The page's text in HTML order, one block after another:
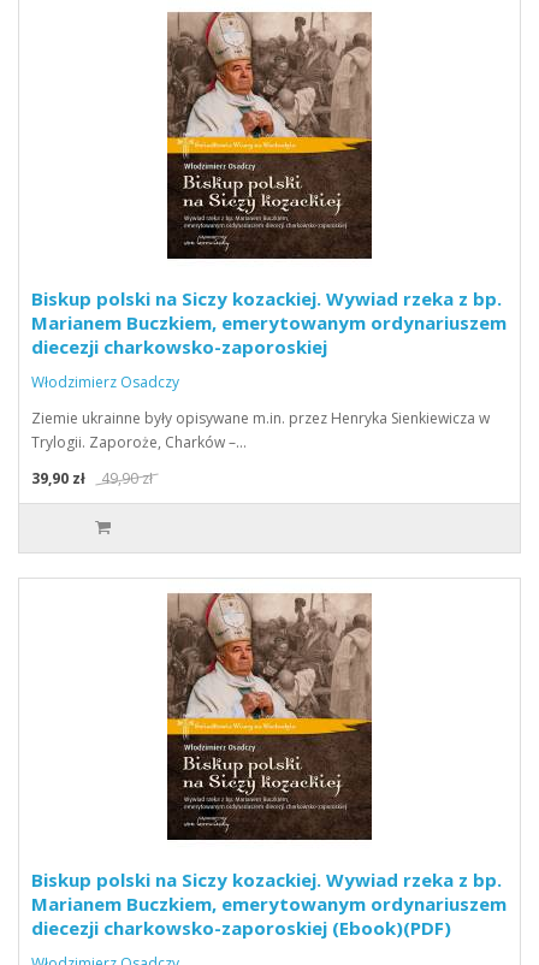
Biskup polski na Siczy kozackiej. Wywiad rzeka z bp.
Marianem Buczkiem, emerytowanym ordynariuszem
diecezji charkowsko-zaporoskiej
Włodzimierz Osadczy
Ziemie ukrainne były opisywane m.in. przez Henryka Sienkiewicza w
Trylogii. Zaporoże, Charków –…
39,90 zł
49,90 zł
Biskup polski na Siczy kozackiej. Wywiad rzeka z bp.
Marianem Buczkiem, emerytowanym ordynariuszem
diecezji charkowsko-zaporoskiej (Ebook)(PDF)